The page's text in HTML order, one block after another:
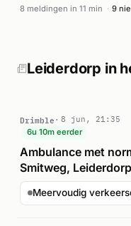
rond 20:15 uur
maximale inzet van
medische oorzaak en
8 meldingen in 11 min · 9
Leiderdorp in
Drimble
8 jun, 21:35
6u 10m eerder
Ambulance met
Smitweg,